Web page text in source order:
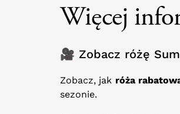
Więcej
🎥 Zobacz różę
Zobacz, jak róża
sezonie.